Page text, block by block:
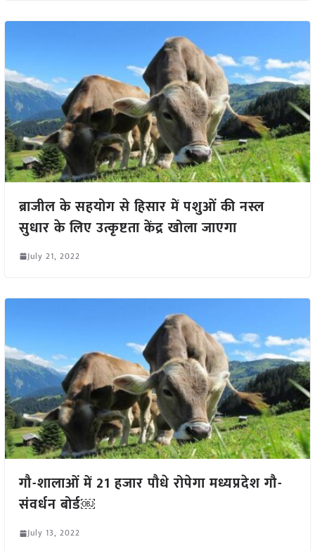
ब्राजील के सहयोग से हिसार में पशुओं की नस्ल
सुधार के लिए उत्कृष्टता केंद्र खोला जाएगा
July 21, 2022
गौ-शालाओं में 21 हजार पौधे रोपेगा मध्यप्रदेश गौ-
संवर्धन बोर्ड￼
July 13, 2022